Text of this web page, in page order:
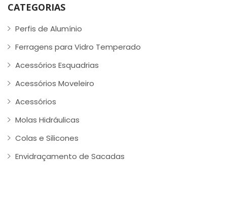
CATEGORIAS
Perfis de Alumínio
Ferragens para Vidro Temperado
Acessórios Esquadrias
Acessórios Moveleiro
Acessórios
Molas Hidráulicas
Colas e Silicones
Envidraçamento de Sacadas